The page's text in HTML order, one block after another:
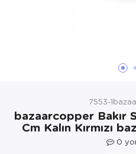
7553-
bazaarcopper Bakır
Cm Kalın Kırmızı
0